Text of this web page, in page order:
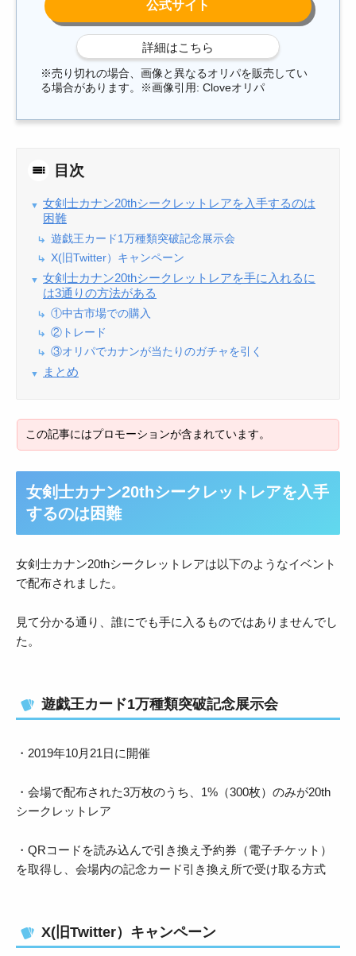
※売り切れの場合、画像と異なるオリパを販売してい
る場合があります。※画像引用: Cloveオリパ
目次
女剣士カナン20thシークレットレアを入手するのは
困難
遊戯王カード1万種類突破記念展示会
X(旧Twitter）キャンペーン
女剣士カナン20thシークレットレアを手に入れるに
は3通りの方法がある
①中古市場での購入
②トレード
③オリパでカナンが当たりのガチャを引く
まとめ
女剣士カナン20thシークレットレアを入手
するのは困難
女剣士カナン20thシークレットレアは以下のようなイベント
で配布されました。
見て分かる通り、誰にでも手に入るものではありませんでし
た。
遊戯王カード1万種類突破記念展示会
・2019年10月21日に開催
・会場で配布された3万枚のうち、1%（300枚）のみが20th
シークレットレア
・QRコードを読み込んで引き換え予約券（電子チケット）
を取得し、会場内の記念カード引き換え所で受け取る方式
X(旧Twitter）キャンペーン